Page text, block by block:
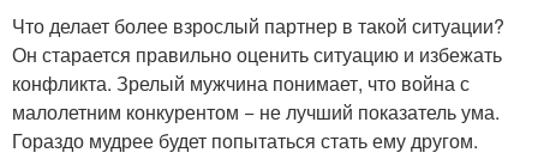
Что делает более взрослый партнер в такой ситуации?
Он старается правильно оценить ситуацию и избежать
конфликта. Зрелый мужчина понимает, что война с
малолетним конкурентом − не лучший показатель ума.
Гораздо мудрее будет попытаться стать ему другом.